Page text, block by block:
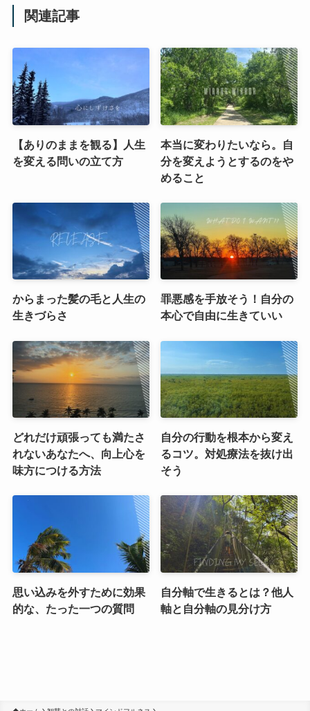
関連記事
【ありのままを観る】人生
を変える問いの立て方
本当に変わりたいなら。自
分を変えようとするのをや
めること
からまった髪の毛と人生の
生きづらさ
罪悪感を手放そう！自分の
本心で自由に生きていい
どれだけ頑張っても満たさ
れないあなたへ、向上心を
味方につける方法
自分の行動を根本から変え
るコツ。対処療法を抜け出
そう
思い込みを外すために効果
的な、たった一つの質問
自分軸で生きるとは？他人
軸と自分軸の見分け方